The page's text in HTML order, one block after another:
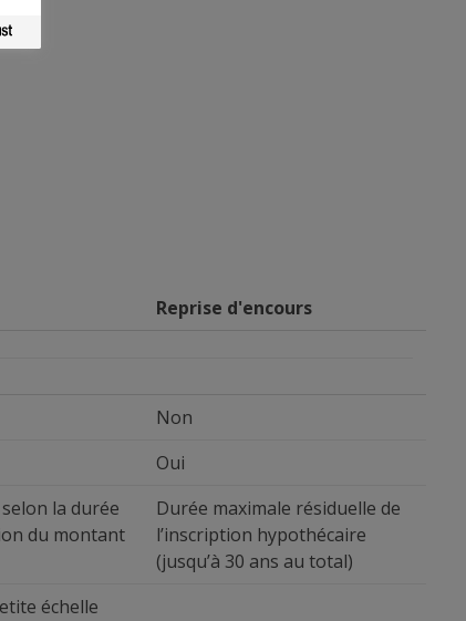
Reprise d'encours
Non
Oui
la durée
du montant
Durée maximale résiduelle de
l’inscription hypothécaire
(jusqu’à 30 ans au total)
échelle